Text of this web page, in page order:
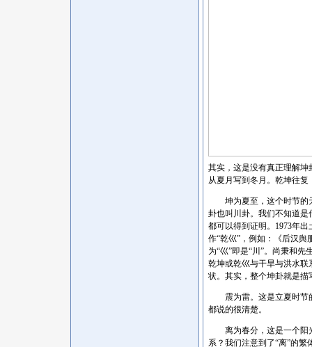
其实，这是没有真正理解
从夏月写到冬月。乾坤往复
坤为夏至，这个时节的
卦也叫川卦。我们不知道
都可以得到证明。1973年出
作“乾巛”，例如：《后汉舆
为“巛”即是“川”。尚秉和
乾坤或乾巛与干旱与洪水联
状。其实，整个坤卦就是
震为雷。这是立夏时节的
都说的很清楚。
离为春分，这是一个阳
系？我们注意到了“离”的繁